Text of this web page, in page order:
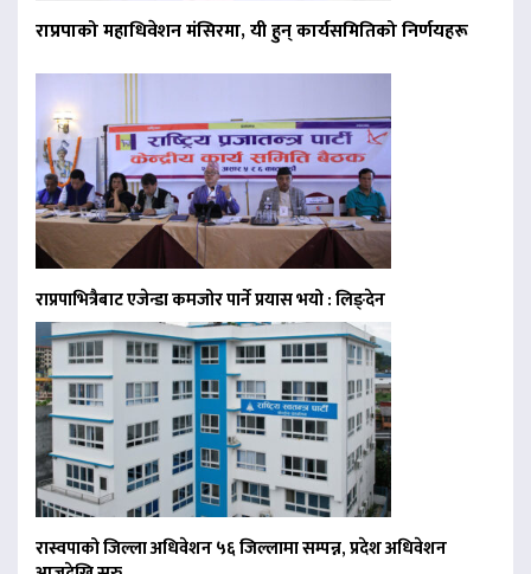
राप्रपाको महाधिवेशन मंसिरमा, यी हुन् कार्यसमितिको निर्णयहरू
राप्रपाभित्रैबाट एजेन्डा कमजोर पार्ने प्रयास भयो : लिङ्देन
रास्वपाको जिल्ला अधिवेशन ५६ जिल्लामा सम्पन्न, प्रदेश अधिवेशन